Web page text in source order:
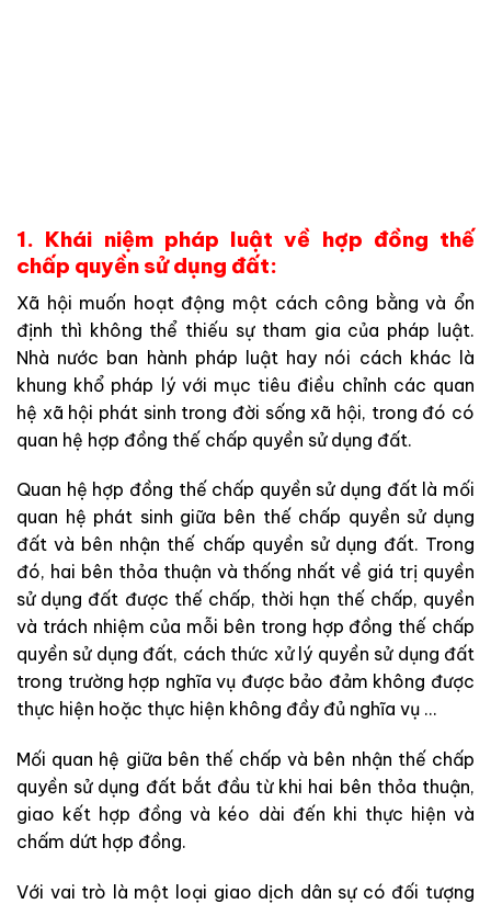
1. Khái niệm pháp luật về hợp đồng thế
chấp quyền sử dụng đất:
Xã hội muốn hoạt động một cách công bằng và ổn
định thì không thể thiếu sự tham gia của pháp luật.
Nhà nước ban hành pháp luật hay nói cách khác là
khung khổ pháp lý với mục tiêu điều chỉnh các quan
hệ xã hội phát sinh trong đời sống xã hội, trong đó có
quan hệ hợp đồng thế chấp quyền sử dụng đất.
Quan hệ hợp đồng thế chấp quyền sử dụng đất là mối
quan hệ phát sinh giữa bên thế chấp quyền sử dụng
đất và bên nhận thế chấp quyền sử dụng đất. Trong
đó, hai bên thỏa thuận và thống nhất về giá trị quyền
sử dụng đất được thế chấp, thời hạn thế chấp, quyền
và trách nhiệm của mỗi bên trong hợp đồng thế chấp
quyền sử dụng đất, cách thức xử lý quyền sử dụng đất
trong trường hợp nghĩa vụ được bảo đảm không được
thực hiện hoặc thực hiện không đầy đủ nghĩa vụ …
Mối quan hệ giữa bên thế chấp và bên nhận thế chấp
quyền sử dụng đất bắt đầu từ khi hai bên thỏa thuận,
giao kết hợp đồng và kéo dài đến khi thực hiện và
chấm dứt hợp đồng.
Với vai trò là một loại giao dịch dân sự có đối tượng